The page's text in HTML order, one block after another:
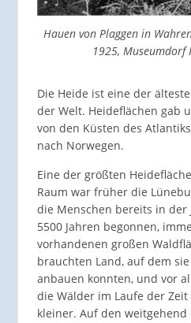
Hauen von Plaggen in
1925, Museumdorf
Die Heide ist eine der
der Welt. Heideflächen gab
von den Küsten des
nach Norwegen.
Eine der größten
Raum war früher die
die Menschen bereits in der
5500 Jahren begonnen,
vorhandenen großen
brauchten Land, auf dem
anbauen konnten, und vor
die Wälder im Laufe der
kleiner. Auf den weitgehend